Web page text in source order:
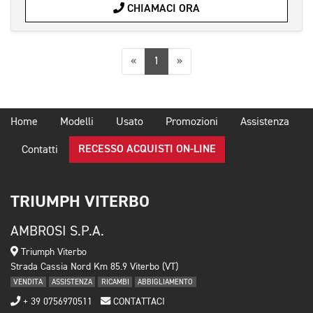
CHIAMACI ORA
«Precedente
1 »Successiva
Home Modelli Usato Promozioni Assistenza
Contatti RECESSO ACQUISTI ON-LINE
TRIUMPH VITERBO
AMBROSI S.P.A.
Triumph Viterbo
Strada Cassia Nord Km 85.9 Viterbo (VT)
VENDITA ASSISTENZA RICAMBI ABBIGLIAMENTO
+ 39 0756970511 CONTATTACI